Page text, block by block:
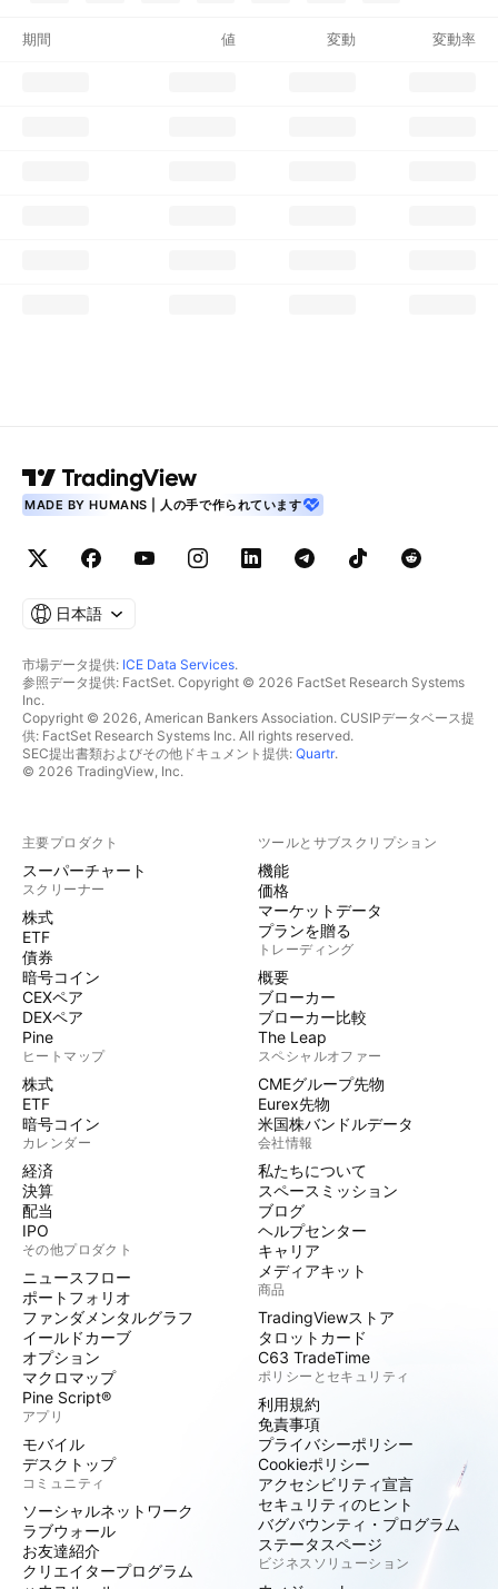
期間 値 変動 変動率
MADE BY HUMANS | 人の手で作られています
日本語
市場データ提供: ICE Data Services.
参照データ提供: FactSet. Copyright © 2026 FactSet Research Systems
Inc.
Copyright © 2026, American Bankers Association. CUSIPデータベース提
供: FactSet Research Systems Inc. All rights reserved.
SEC提出書類およびその他ドキュメント提供: Quartr.
© 2026 TradingView, Inc.
主要プロダクト
スーパーチャート
スクリーナー
株式
ETF
債券
暗号コイン
CEXペア
DEXペア
Pine
ヒートマップ
株式
ETF
暗号コイン
カレンダー
経済
決算
配当
IPO
その他プロダクト
ニュースフロー
ポートフォリオ
ファンダメンタルグラフ
イールドカーブ
オプション
マクロマップ
Pine Script®
アプリ
モバイル
デスクトップ
コミュニティ
ソーシャルネットワーク
ラブウォール
お友達紹介
クリエイタープログラム
ツールとサブスクリプション
機能
価格
マーケットデータ
プランを贈る
トレーディング
概要
ブローカー
ブローカー比較
The Leap
スペシャルオファー
CMEグループ先物
Eurex先物
米国株バンドルデータ
会社情報
私たちについて
スペースミッション
ブログ
ヘルプセンター
キャリア
メディアキット
商品
TradingViewストア
タロットカード
C63 TradeTime
ポリシーとセキュリティ
利用規約
免責事項
プライバシーポリシー
Cookieポリシー
アクセシビリティ宣言
セキュリティのヒント
バグバウンティ・プログラム
ステータスページ
ビジネスソリューション